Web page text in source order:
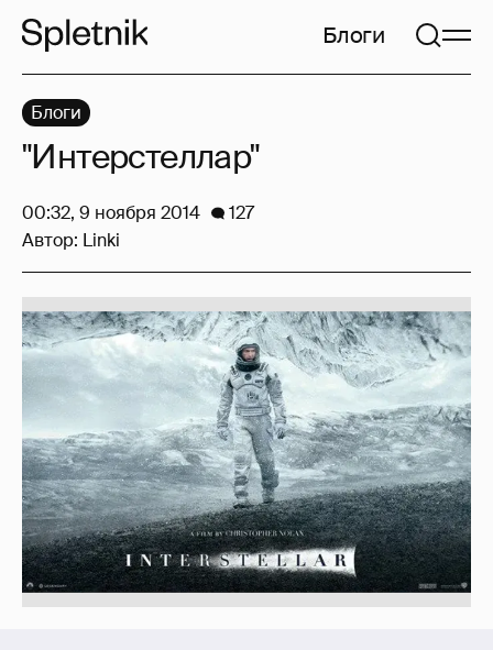
Блоги
Блоги
"Интерстеллар"
00:32, 9 ноября 2014
127
Автор: Linki